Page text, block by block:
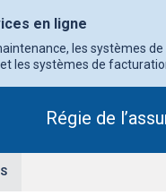
en ligne
les systèmes
les systèmes de
Régie de
SECTION